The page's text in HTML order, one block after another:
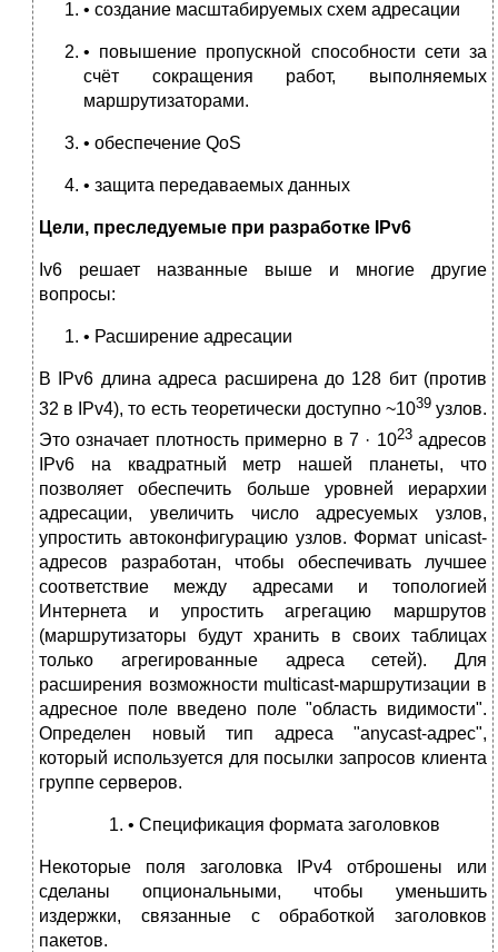
• создание масштабируемых схем адресации
• повышение пропускной способности сети за
счёт сокращения работ, выполняемых
маршрутизаторами.
• обеспечение QoS
• защита передаваемых данных
Цели, преследуемые при разработке IPv6
Iv6 решает названные выше и многие другие
вопросы:
• Расширение адресации
В IPv6 длина адреса расширена до 128 бит (против
32 в IPv4), то есть теоретически доступно ~1039 узлов.
Это означает плотность примерно в 7 · 1023 адресов
IPv6 на квадратный метр нашей планеты, что
позволяет обеспечить больше уровней иерархии
адресации, увеличить число адресуемых узлов,
упростить автоконфигурацию узлов. Формат unicast-
адресов разработан, чтобы обеспечивать лучшее
соответствие между адресами и топологией
Интернета и упростить агрегацию маршрутов
(маршрутизаторы будут хранить в своих таблицах
только агрегированные адреса сетей). Для
расширения возможности multicast-маршрутизации в
адресное поле введено поле "область видимости".
Определен новый тип адреса "anycast-адрес",
который используется для посылки запросов клиента
группе серверов.
• Спецификация формата заголовков
Некоторые поля заголовка IPv4 отброшены или
сделаны опциональными, чтобы уменьшить
издержки, связанные с обработкой заголовков
пакетов.